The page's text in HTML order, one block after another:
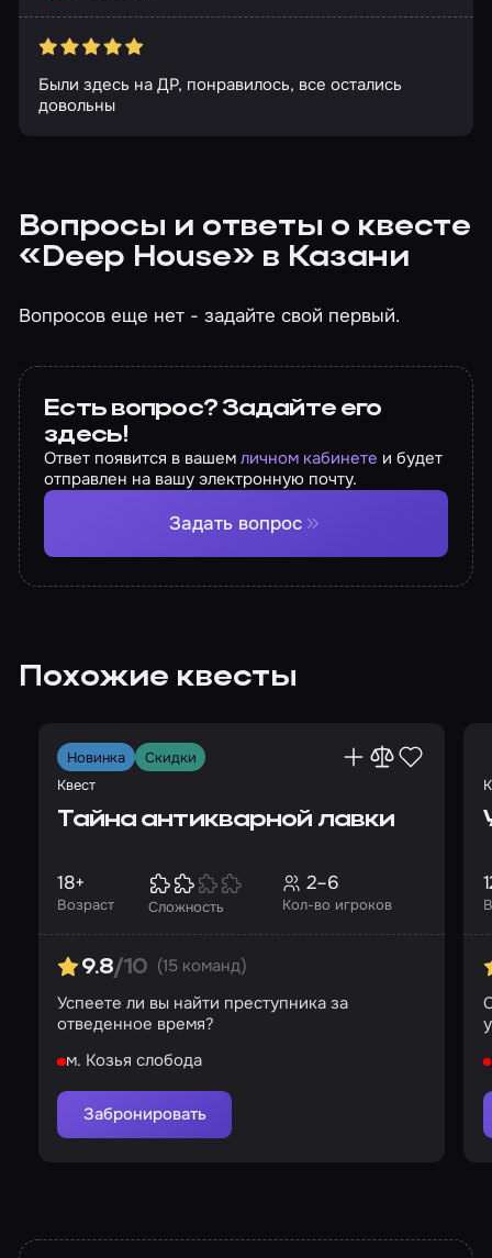
Были здесь на ДР, понравилось, все остались
довольны
Вопросы и ответы о квесте
«Deep House» в Казани
Вопросов еще нет - задайте свой первый.
Есть вопрос? Задайте его
здесь!
Ответ появится в вашемличном кабинете и будет
отправлен на вашу электронную почту.
Задать вопрос
Похожие квесты
Новинка
Скидки
Квест
Тайна антикварной лавки
Возраст
18+
Сложность Кол-во игроков
2–6
9.8/10 (15 команд)
Успеете ли вы найти преступника за
отведенное время?
м. Козья слобода
Забронировать